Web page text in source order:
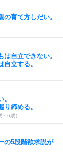
育て方しだい。
は自立できない。
自立する。
り締める。
6歳）
の5段階欲求説が